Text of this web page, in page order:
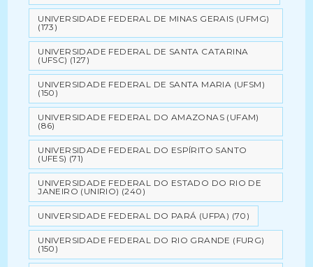
UNIVERSIDADE FEDERAL DE MINAS GERAIS (UFMG)
(173)
UNIVERSIDADE FEDERAL DE SANTA CATARINA
(UFSC) (127)
UNIVERSIDADE FEDERAL DE SANTA MARIA (UFSM)
(150)
UNIVERSIDADE FEDERAL DO AMAZONAS (UFAM)
(86)
UNIVERSIDADE FEDERAL DO ESPÍRITO SANTO
(UFES) (71)
UNIVERSIDADE FEDERAL DO ESTADO DO RIO DE
JANEIRO (UNIRIO) (240)
UNIVERSIDADE FEDERAL DO PARÁ (UFPA) (70)
UNIVERSIDADE FEDERAL DO RIO GRANDE (FURG)
(150)